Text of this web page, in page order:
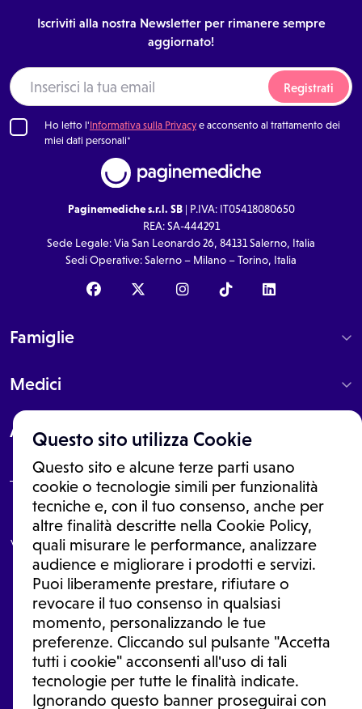
Questo sito utilizza Cookie
Questo sito e alcune terze parti usano
cookie o tecnologie simili per funzionalità
tecniche e, con il tuo consenso, anche per
altre finalità descritte nella Cookie Policy,
quali misurare le performance, analizzare
audience e migliorare i prodotti e servizi.
Puoi liberamente prestare, rifiutare o
revocare il tuo consenso in qualsiasi
momento, personalizzando le tue
preferenze. Cliccando sul pulsante "Accetta
tutti i cookie" acconsenti all'uso di tali
tecnologie per tutte le finalità indicate.
Ignorando questo banner proseguirai con
Iscriviti alla nostra Newsletter per rimanere sempre
aggiornato!
Registrati
Ho letto l'Informativa sulla Privacye acconsento al trattamento dei
miei dati personali*
Paginemediche s.r.l. SB| P.IVA: IT05418080650
REA: SA-444291
Sede Legale: Via San Leonardo 26, 84131 Salerno, Italia
Sedi Operative: Salerno – Milano – Torino, Italia
Famiglie
Medici
About
Le informazioni proposte in questo sito non sono un consulto medico.
In nessun caso, queste informazioni sostituiscono un consulto, una
visita o una diagnosi formulata dal medico. Non si devono considerare
le informazioni disponibili come suggerimenti per la formulazione di
una diagnosi, la determinazione di un trattamento o l'assunzione o
sospensione di un farmaco senza prima consultare un medico di
medicina generale o uno specialista.
Condizioni di utilizzo|Privacy Policy |Gestione Cookie
Ⓒ 2026 | Tutti i diritti riservati.